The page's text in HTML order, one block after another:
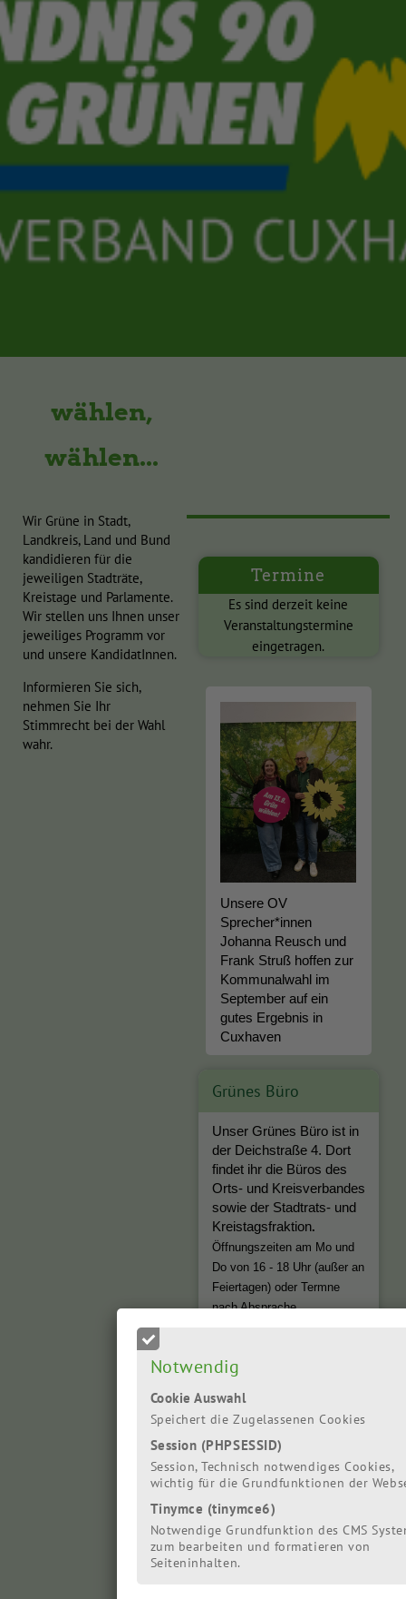
Notwendig
Cookie Auswahl
Speichert die Zugelassenen Cookies
Session (PHPSESSID)
Session, Technisch notwendiges Cookies,
wichtig für die Grundfunktionen der
Tinymce (tinymce6)
Notwendige Grundfunktion des CMS
zum bearbeiten und formatieren von
Seiteninhalten.
Termine
Es sind derzeit keine
Veranstaltungstermine
eingetragen.
Unsere OV
Sprecher*innen
Johanna Reusch und
Frank Struß hoffen zur
Kommunalwahl im
September auf ein
gutes Ergebnis in
Cuxhaven
Grünes Büro
Unser Grünes Büro ist in
der Deichstraße 4. Dort
findet ihr die Büros des
Orts- und Kreisverbandes
sowie der Stadtrats- und
Kreistagsfraktion.
Öffnungszeiten am Mo und
Do von 16 - 18 Uhr (außer an
Feiertagen) oder Termne
nach Absprache.
Eva Viehoff -
Landtagsabgeordnete
für die Region
Cuxhaven
wählen,
wählen...
Wir Grüne in Stadt,
Landkreis, Land und Bund
kandidieren für die
jeweiligen Stadträte,
Kreistage und Parlamente.
Wir stellen uns Ihnen unser
jeweiliges Programm vor
und unsere KandidatInnen.
Informieren Sie sich,
nehmen Sie Ihr
Stimmrecht bei der Wahl
wahr.